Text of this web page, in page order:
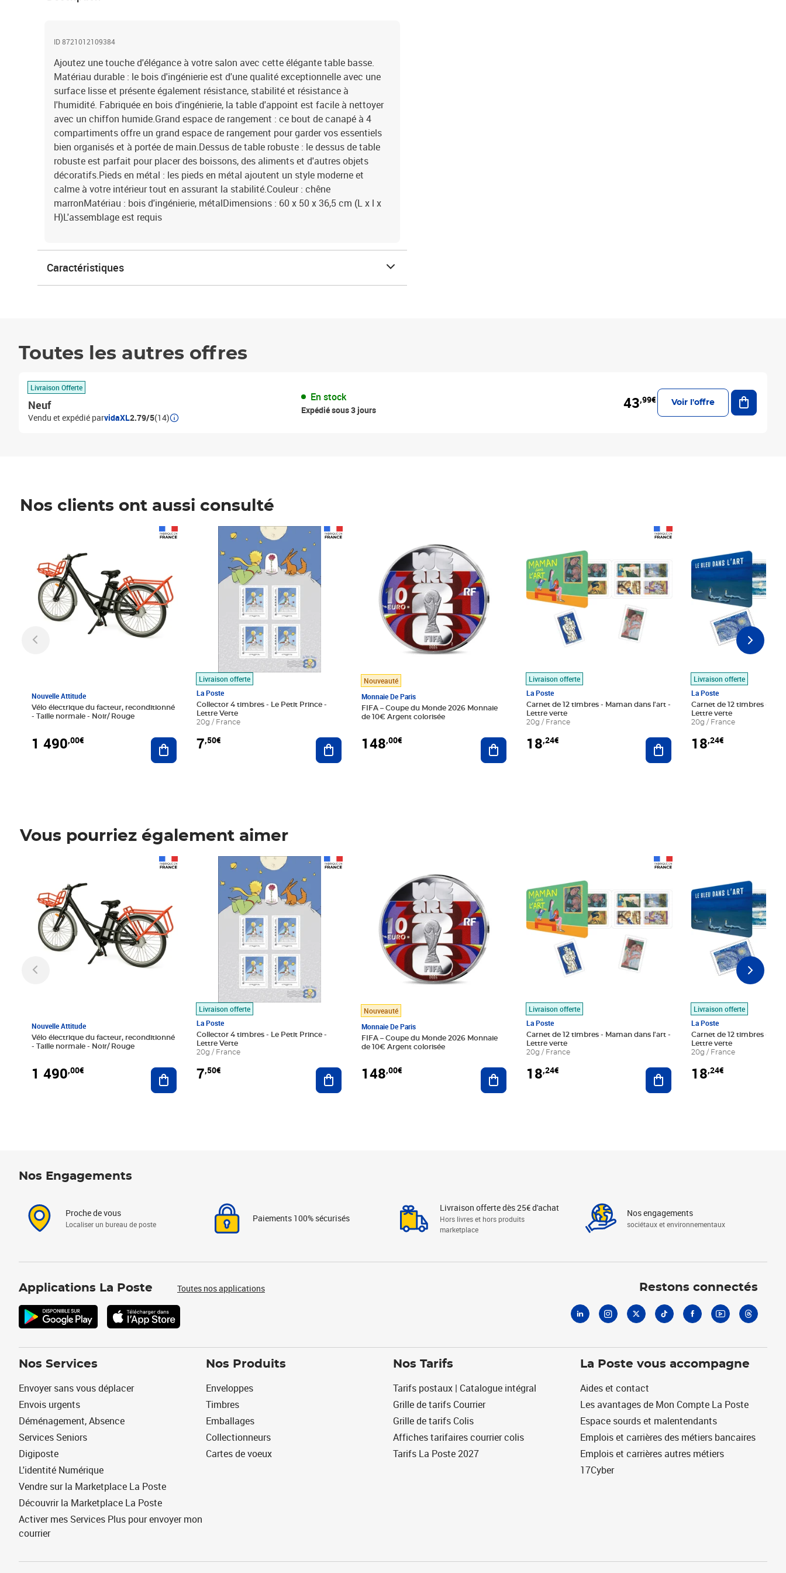
ID 8721012109384
Ajoutez une touche d'élégance à votre salon avec cette élégante table basse.
Matériau durable : le bois d'ingénierie est d'une qualité exceptionnelle avec une
surface lisse et présente également résistance, stabilité et résistance à
l'humidité. Fabriquée en bois d'ingénierie, la table d'appoint est facile à nettoyer
avec un chiffon humide.Grand espace de rangement : ce bout de canapé à 4
compartiments offre un grand espace de rangement pour garder vos essentiels
bien organisés et à portée de main.Dessus de table robuste : le dessus de table
robuste est parfait pour placer des boissons, des aliments et d'autres objets
décoratifs.Pieds en métal : les pieds en métal ajoutent un style moderne et
calme à votre intérieur tout en assurant la stabilité.Couleur : chêne
marronMatériau : bois d'ingénierie, métalDimensions : 60 x 50 x 36,5 cm (L x l x
H)L'assemblage est requis
Caractéristiques
Toutes les autres offres
Livraison Offerte
Neuf
Vendu et expédié parvidaXL2.79/5(14)
En stock
Expédié sous 3 jours 43,99€ Voir l'offre
Ajouter
Nos clients ont aussi consulté
Nouvelle Attitude
Vélo électrique du facteur, reconditionné
- Taille normale - Noir/ Rouge
1 490,00€ Ajouter au panier
Livraison offerte
La Poste
Collector 4 timbres - Le Petit Prince -
Lettre Verte
20g / France
7,50€
Prix 7,50€
Ajouter au panier
Nouveauté
Monnaie De Paris
FIFA – Coupe du Monde 2026 Monnaie
de 10€ Argent colorisée
148,00€ Ajouter au panier
Livraison offerte
La Poste
Carnet de 12 timbres - Maman dans l'art -
Lettre verte
20g / France
18,24€ Ajouter au panier
Livraison offerte
La Poste
Carnet de 12 timbres - Le
Lettre verte
20g / France
18,24€
Vous pourriez également aimer
Nouvelle Attitude
Vélo électrique du facteur, reconditionné
- Taille normale - Noir/ Rouge
1 490,00€ Ajouter au panier
Livraison offerte
La Poste
Collector 4 timbres - Le Petit Prince -
Lettre Verte
20g / France
7,50€
Prix 7,50€
Ajouter au panier
Nouveauté
Monnaie De Paris
FIFA – Coupe du Monde 2026 Monnaie
de 10€ Argent colorisée
148,00€ Ajouter au panier
Livraison offerte
La Poste
Carnet de 12 timbres - Maman dans l'art -
Lettre verte
20g / France
18,24€ Ajouter au panier
Livraison offerte
La Poste
Carnet de 12 timbres - Le
Lettre verte
20g / France
18,24€
Nos Engagements
Proche de vous
Localiser un bureau de poste
Paiements 100% sécurisés
Livraison offerte dès 25€ d'achat
Hors livres et hors produits
marketplace
Nos engagements
sociétaux et environnementaux
Applications La Poste Toutes nos applications Restons connectés
Nos Services
Envoyer sans vous déplacer
Envois urgents
Déménagement, Absence
Services Seniors
Digiposte
L'identité Numérique
Vendre sur la Marketplace La Poste
Découvrir la Marketplace La Poste
Activer mes Services Plus pour envoyer mon
courrier
Nos Produits
Enveloppes
Timbres
Emballages
Collectionneurs
Cartes de voeux
Nos Tarifs
Tarifs postaux | Catalogue intégral
Grille de tarifs Courrier
Grille de tarifs Colis
Affiches tarifaires courrier colis
Tarifs La Poste 2027
La Poste vous accompagne
Aides et contact
Les avantages de Mon Compte La Poste
Espace sourds et malentendants
Emplois et carrières des métiers bancaires
Emplois et carrières autres métiers
17Cyber